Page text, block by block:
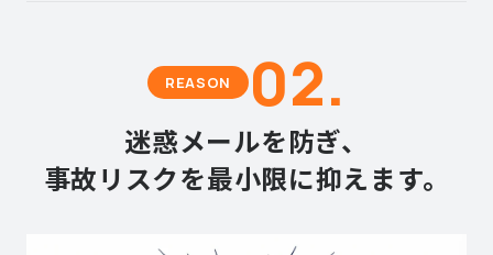
REASON 02.
迷惑メールを防ぎ、
事故リスクを最小限に抑えます。